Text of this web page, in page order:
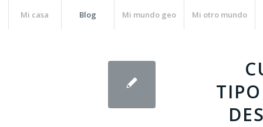
Mi casa Blog Mi mundo geo Mi otro mundo